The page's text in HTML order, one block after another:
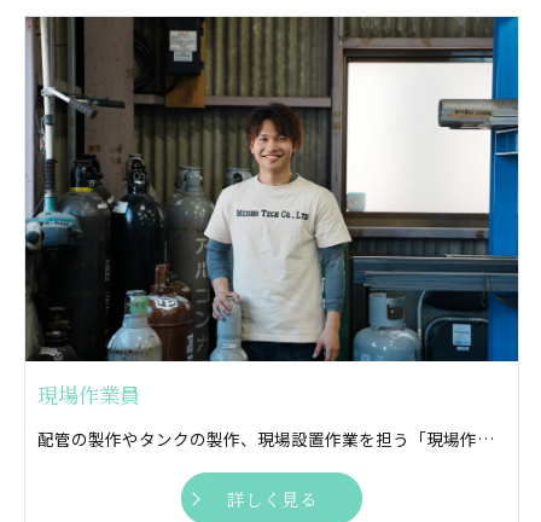
現場作業員
配管の製作やタンクの製作、現場設置作業を担う「現場作業員」募集中！ 気さくな仲間とともに自分らしく働きませんか？
詳しく見る